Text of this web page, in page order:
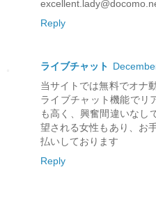
Reply
ライブチャット
当サイトでは無料でオナ
ライブチャット機能でリ
も高く、興奮間違いなし
望される女性もあり、お
払いしております
Reply